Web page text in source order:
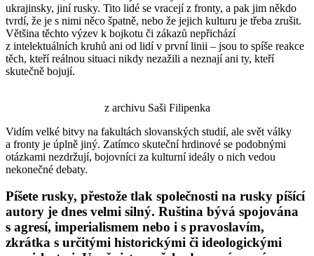
ukrajinsky, jiní rusky. Tito lidé se vracejí z fronty, a pak jim někdo
tvrdí, že je s nimi něco špatně, nebo že jejich kulturu je třeba zrušit.
Většina těchto výzev k bojkotu či zákazů nepřichází
z intelektuálních kruhů ani od lidí v první linii – jsou to spíše reakce
těch, kteří reálnou situaci nikdy nezažili a neznají ani ty, kteří
skutečně bojují.
z archivu Saši Filipenka
Vidím velké bitvy na fakultách slovanských studií, ale svět války
a fronty je úplně jiný. Zatímco skuteční hrdinové se podobnými
otázkami nezdržují, bojovníci za kulturní ideály o nich vedou
nekonečné debaty.
Píšete rusky, přestože tlak společnosti na rusky píšící
autory je dnes velmi silný. Ruština bývá spojována
s agresí, imperialismem nebo i s pravoslavím,
zkrátka s určitými historickými či ideologickými